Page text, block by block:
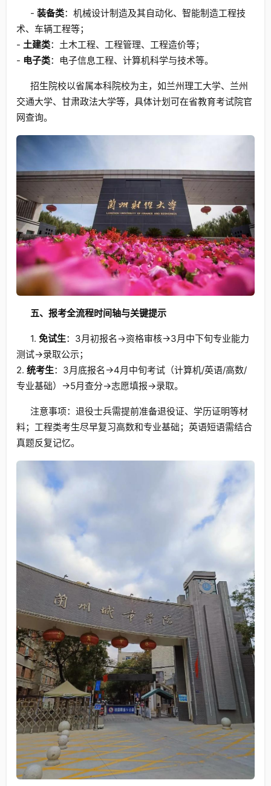
- 装备类：机械设计制造及其自动化、智能制造工程技
术、车辆工程等；
- 土建类：土木工程、工程管理、工程造价等；
- 电子类：电子信息工程、计算机科学与技术等。
招生院校以省属本科院校为主，如兰州理工大学、兰州
交通大学、甘肃政法大学等，具体计划可在省教育考试院官
网查询。
五、报考全流程时间轴与关键提示
1. 免试生：3月初报名→资格审核→3月中下旬专业能力
测试→录取公示；
2. 统考生：3月底报名→4月中旬考试（计算机/英语/高数/
专业基础）→5月查分→志愿填报→录取。
注意事项：退役士兵需提前准备退役证、学历证明等材
料；工程类考生尽早复习高数和专业基础；英语短语需结合
真题反复记忆。